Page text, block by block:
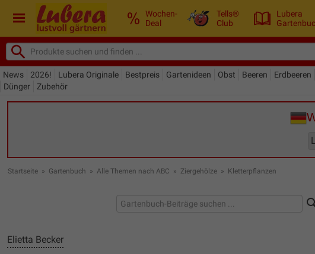
Wochen-
Deal
Tells®
Club
Lubera
News 2026! Lubera Originale Bestpreis Gartenideen Obst Beeren Erdbeeren
Dünger
Zubehör
Startseite » Gartenbuch » Alle Themen nach ABC » Ziergehölze » Kletterpflanzen
Elietta Becker